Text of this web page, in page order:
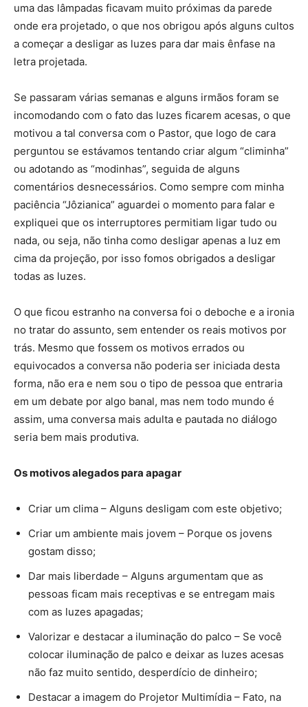
uma das lâmpadas ficavam muito próximas da parede
onde era projetado, o que nos obrigou após alguns cultos
a começar a desligar as luzes para dar mais ênfase na
letra projetada.
Se passaram várias semanas e alguns irmãos foram se
incomodando com o fato das luzes ficarem acesas, o que
motivou a tal conversa com o Pastor, que logo de cara
perguntou se estávamos tentando criar algum “climinha”
ou adotando as “modinhas”, seguida de alguns
comentários desnecessários. Como sempre com minha
paciência “Jôzianica” aguardei o momento para falar e
expliquei que os interruptores permitiam ligar tudo ou
nada, ou seja, não tinha como desligar apenas a luz em
cima da projeção, por isso fomos obrigados a desligar
todas as luzes.
O que ficou estranho na conversa foi o deboche e a ironia
no tratar do assunto, sem entender os reais motivos por
trás. Mesmo que fossem os motivos errados ou
equivocados a conversa não poderia ser iniciada desta
forma, não era e nem sou o tipo de pessoa que entraria
em um debate por algo banal, mas nem todo mundo é
assim, uma conversa mais adulta e pautada no diálogo
seria bem mais produtiva.
Os motivos alegados para apagar
Criar um clima – Alguns desligam com este objetivo;
Criar um ambiente mais jovem – Porque os jovens
gostam disso;
Dar mais liberdade – Alguns argumentam que as
pessoas ficam mais receptivas e se entregam mais
com as luzes apagadas;
Valorizar e destacar a iluminação do palco – Se você
colocar iluminação de palco e deixar as luzes acesas
não faz muito sentido, desperdício de dinheiro;
Destacar a imagem do Projetor Multimídia – Fato, na